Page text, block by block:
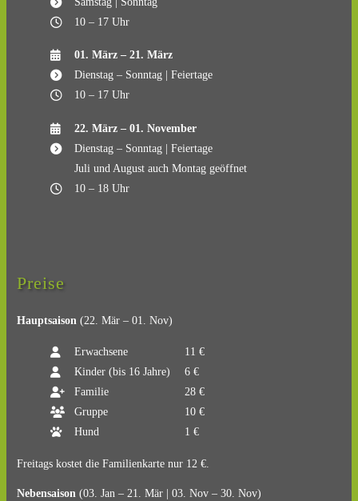
10 – 17 Uhr
01. März – 21. März
Dienstag – Sonntag | Feiertage
10 – 17 Uhr
22. März – 01. November
Dienstag – Sonntag | Feiertage
Juli und August auch Montag geöffnet
10 – 18 Uhr
Preise
Hauptsaison(22. Mär – 01. Nov)
Erwachsene
11 €
Kinder (bis 16 Jahre)
6 €
Familie
28 €
Gruppe
10 €
Hund
1 €
Freitags kostet die Familienkarte nur 12 €.
Nebensaison(03. Jan – 21. Mär | 03. Nov – 30. Nov)